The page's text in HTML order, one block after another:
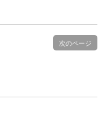
次のページ